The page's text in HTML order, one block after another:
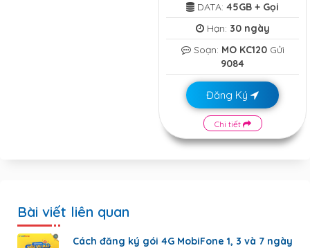
DATA: 45GB + Gọi
Hạn: 30 ngày
Soạn: MO KC120Gửi
9084
Đăng Ký
Chi tiết
Bài viết liên quan
Cách đăng ký gói 4G MobiFone 1, 3 và 7 ngày